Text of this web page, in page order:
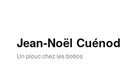
Jean-Noël Cuénod
Un plouc chez les bobos